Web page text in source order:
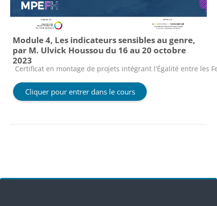
Module 4, Les indicateurs sensibles au genre,
par M. Ulvick Houssou du 16 au 20 octobre
2023
Catégorie de cours
Certificat en montage de projets intégrant l'Égalité entre les
Cliquer pour entrer dans le cours